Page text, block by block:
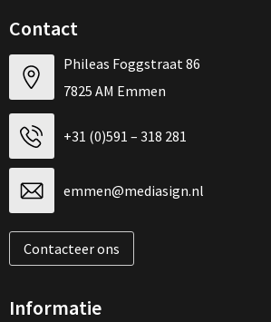
Contact
Phileas Foggstraat 86
7825 AM Emmen
+31 (0)591 – 318 281
emmen@mediasign.nl
Contacteer ons
Informatie